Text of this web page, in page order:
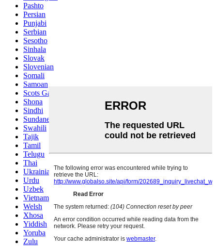
Pashto
Persian
Punjabi
Serbian
Sesotho
Sinhala
Slovak
Slovenian
Somali
Samoan
Scots Gaelic
Shona
Sindhi
Sundanese
Swahili
Tajik
Tamil
Telugu
Thai
Ukrainian
Urdu
Uzbek
Vietnamese
Welsh
Xhosa
Yiddish
Yoruba
Zulu